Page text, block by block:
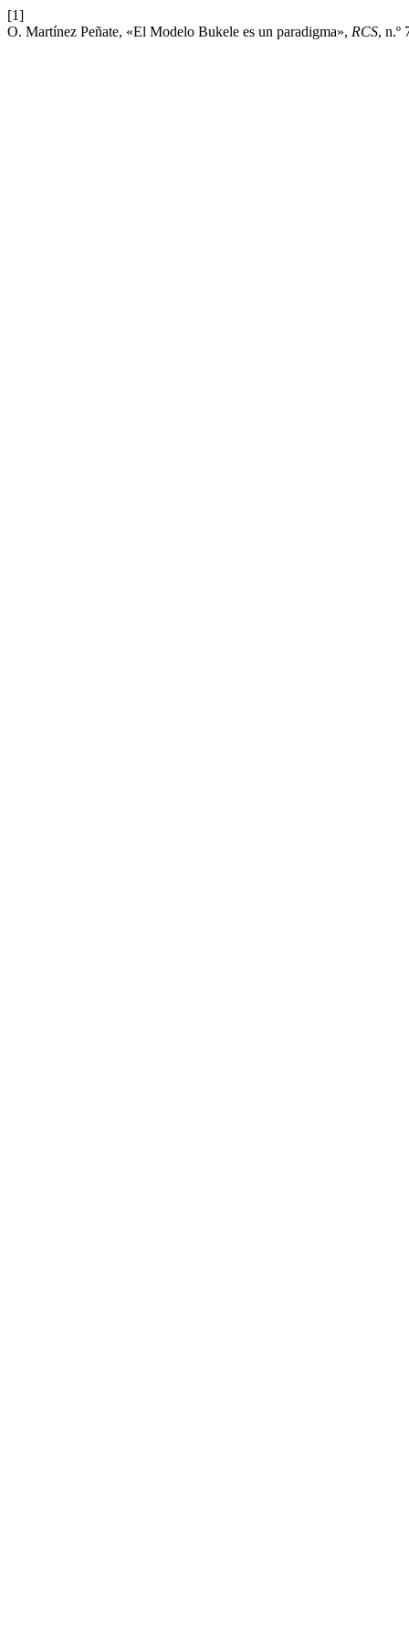
[1]
O. Martínez Peñate, «El Modelo Bukele es un paradigma», RCS, n.º